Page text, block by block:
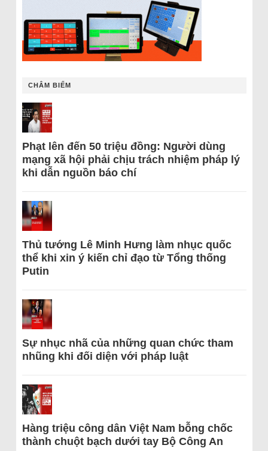
CHÂM BIẾM
Phạt lên đến 50 triệu đồng: Người dùng
mạng xã hội phải chịu trách nhiệm pháp lý
khi dẫn nguồn báo chí
Thủ tướng Lê Minh Hưng làm nhục quốc
thể khi xin ý kiến chỉ đạo từ Tổng thống
Putin
Sự nhục nhã của những quan chức tham
nhũng khi đối diện với pháp luật
Hàng triệu công dân Việt Nam bỗng chốc
thành chuột bạch dưới tay Bộ Công An